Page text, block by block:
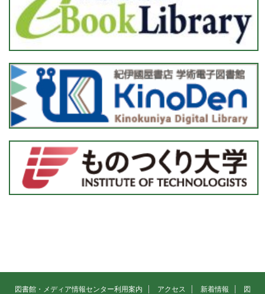
図書館・メディア情報センター利用案内 アクセス 新着情報 図